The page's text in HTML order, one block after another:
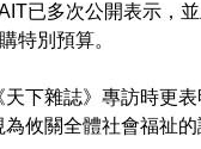
已多次公開表示，
特別預算。
下雜誌》專訪時更
攸關全體社會福祉